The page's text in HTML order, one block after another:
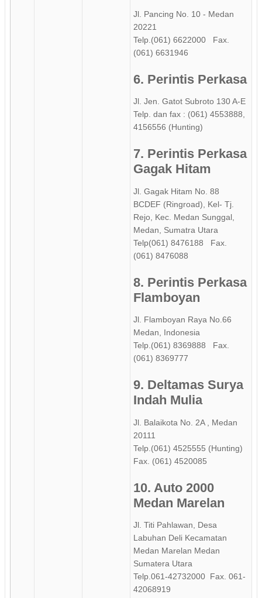
Jl. Pancing No. 10 - Medan
20221
Telp.(061) 6622000 Fax.
(061) 6631946
6. Perintis Perkasa
Jl. Jen. Gatot Subroto 130 A-E
Telp. dan fax : (061) 4553888,
4156556 (Hunting)
7. Perintis Perkasa
Gagak Hitam
Jl. Gagak Hitam No. 88
BCDEF (Ringroad), Kel- Tj.
Rejo, Kec. Medan Sunggal,
Medan, Sumatra Utara
Telp(061) 8476188 Fax.
(061) 8476088
8. Perintis Perkasa
Flamboyan
Jl. Flamboyan Raya No.66
Medan, Indonesia
Telp.(061) 8369888 Fax.
(061) 8369777
9. Deltamas Surya
Indah Mulia
Jl. Balaikota No. 2A , Medan
20111
Telp.(061) 4525555 (Hunting)
Fax. (061) 4520085
10. Auto 2000
Medan Marelan
Jl. Titi Pahlawan, Desa
Labuhan Deli Kecamatan
Medan Marelan Medan
Sumatera Utara
Telp.061-42732000 Fax. 061-
42068919